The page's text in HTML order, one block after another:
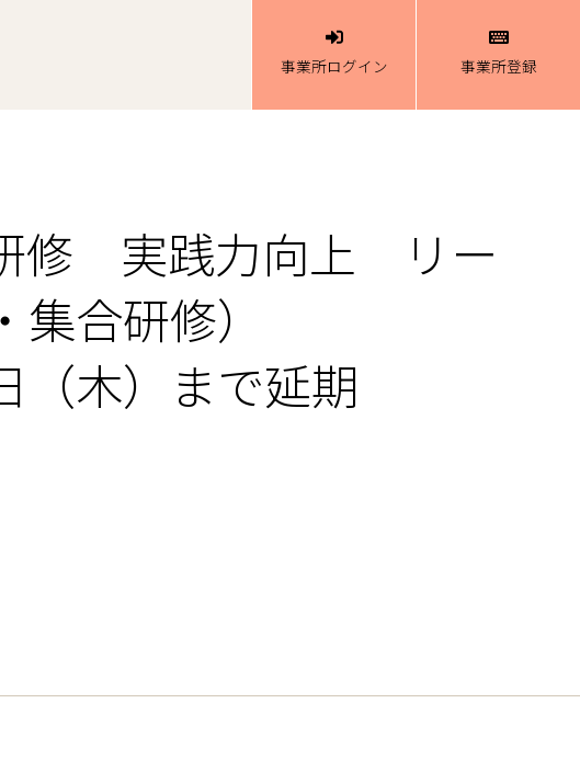
事業所ログイン 事業所登録
修 実践力向上 リー
合研修）
木）まで延期